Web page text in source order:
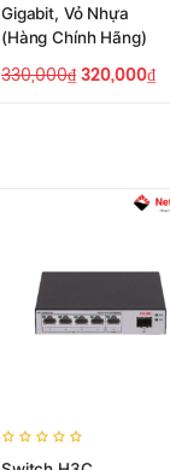
Gigabit, Vỏ Nhựa
(Hàng Chính Hãng)
330,000₫320,000₫